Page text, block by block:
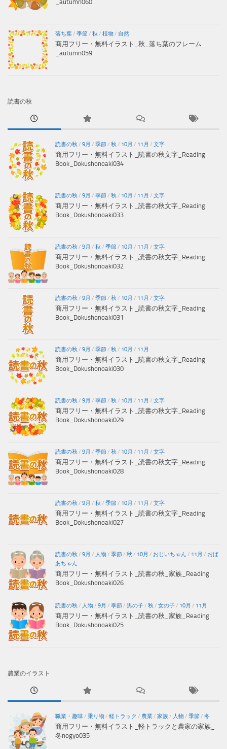
_autumn060
落ち葉/ 季節/ 秋 / 植物/ 自然
商用フリー・無料イラスト_秋_落ち葉のフレーム
_autumn059
読書の秋
読書の秋 / 9月 / 季節/ 秋 / 10月 / 11月 / 文字
商用フリー・無料イラスト_読書の秋文字_Reading
Book_Dokushonoaki034
読書の秋 / 9月 / 季節/ 秋 / 10月 / 11月 / 文字
商用フリー・無料イラスト_読書の秋文字_Reading
Book_Dokushonoaki033
読書の秋 / 9月 / 秋 / 季節/ 10月 / 11月 / 文字
商用フリー・無料イラスト_読書の秋文字_Reading
Book_Dokushonoaki032
読書の秋 / 9月 / 季節/ 秋 / 10月 / 11月 / 文字
商用フリー・無料イラスト_読書の秋文字_Reading
Book_Dokushonoaki031
読書の秋 / 9月 / 季節/ 秋 / 10月 / 11月
商用フリー・無料イラスト_読書の秋文字_Reading
Book_Dokushonoaki030
読書の秋 / 9月 / 季節/ 秋 / 10月 / 11月 / 文字
商用フリー・無料イラスト_読書の秋文字_Reading
Book_Dokushonoaki029
読書の秋 / 9月 / 季節/ 秋 / 10月 / 11月 / 文字
商用フリー・無料イラスト_読書の秋文字_Reading
Book_Dokushonoaki028
読書の秋 / 9月 / 秋 / 季節/ 10月 / 11月 / 文字
商用フリー・無料イラスト_読書の秋文字_Reading
Book_Dokushonoaki027
読書の秋 / 9月 / 人物/ 季節/ 秋 / 10月 / おじいちゃん / 11月 / おば
あちゃん
商用フリー・無料イラスト_読書の秋_家族_Reading
Book_Dokushonoaki026
読書の秋 / 人物/ 9月 / 季節/ 男の子/ 秋 / 女の子/ 10月 / 11月
商用フリー・無料イラスト_読書の秋_家族_Reading
Book_Dokushonoaki025
農業のイラスト
職業・趣味/ 乗り物/ 軽トラック / 農業/ 家族/ 人物/ 季節/ 冬
商用フリー・無料イラスト_軽トラックと農家の家族_
冬nogyo035